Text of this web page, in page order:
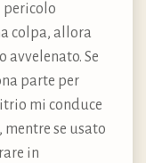
pericolo
colpa, allora
avvelenato. Se
parte per
mi conduce
mentre se usato
in